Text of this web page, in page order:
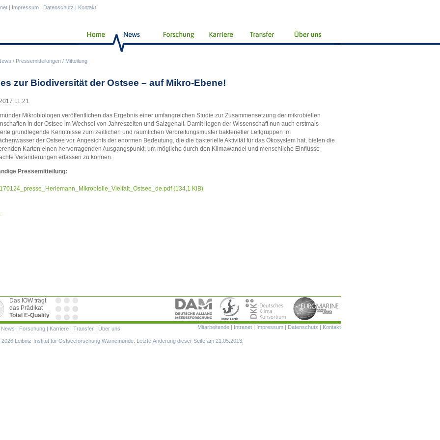
/ Pressemitteilungen / Mitteilung
| Impressum | Datenschutz | Kontakt
zur Biodiversität der Ostsee – auf Mikro-Ebene!
11:21
Mikrobiologen veröffentlichen das Ergebnis einer umfangreichen Studie zur Zusammensetzung der mikrobiellen
in der Ostsee im Wechsel von Jahreszeiten und Salzgehalt. Damit liegen der Wissenschaft nun auch erstmals
grundlegende Kenntnisse zum zeitlichen und räumlichen Verbreitungsmuster bakterieller Leitgruppen im
der Ostsee vor. Angesichts der enormen Bedeutung, die die bakterielle Aktivität für das Ökosystem hat, bieten die
Karten einen hervorragenden Ausgangspunkt, um mögliche durch den Klimawandel und menschliche Einflüsse
Veränderungen erfassen zu können.
Pressemitteilung:
(134,1 KiB)
Das IOW trägt
das Prädikat
Total E-Quality
Navigation
Mitarbeitende | Intranet | Impressum | Datenschutz | Kontakt
News | Forschung | Karriere | Transfer | Über uns
Leibniz-Institut für Ostseeforschung Warnemünde. Letzte Änderung dieser Seite am 21.05.2013.